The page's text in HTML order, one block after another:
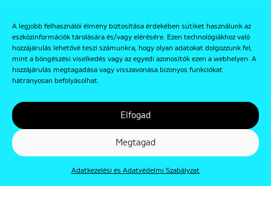
A legjobb felhasználói élmény biztosítása érdekében sütiket használunk az
eszközinformációk tárolására és/vagy elérésére. Ezen technológiákhoz való
hozzájárulás lehetővé teszi számunkra, hogy olyan adatokat dolgozzunk fel,
mint a böngészési viselkedés vagy az egyedi azonosítók ezen a webhelyen. A
hozzájárulás megtagadása vagy visszavonása bizonyos funkciókat
hátrányosan befolyásolhat.
Elfogad
Megtagad
Adatkezelési és Adatvédelmi Szabályzat